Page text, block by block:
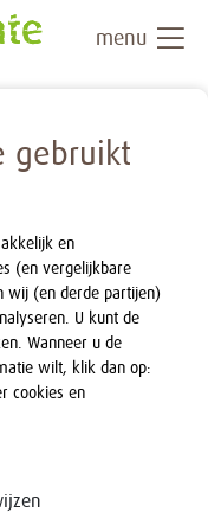
gebruikt
en
(en vergelijkbare
wij (en derde partijen)
U kunt de
Wanneer u de
wilt, klik dan op:
cookies en
menu